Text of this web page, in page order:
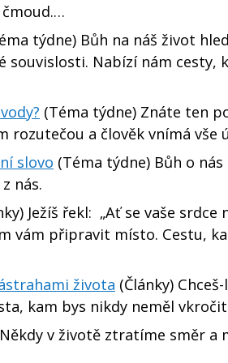
čmoud.…
týdne) Bůh na náš život
Nabízí nám cesty,
(Téma týdne) Znáte ten
rozutečou a člověk vnímá vše
slovo (Téma týdne) Bůh o
nás.
Ježíš řekl: „Ať se vaše srdce
vám připravit místo. Cestu,
života (Články)
kam bys nikdy neměl
v životě ztratíme směr a